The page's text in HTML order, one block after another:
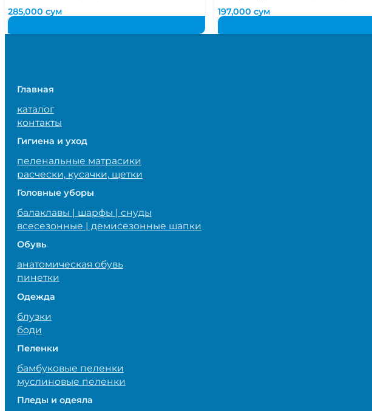
285,000сум 197,000 сум
Главная
каталог
контакты
Гигиена и уход
пеленальные матрасики
расчески, кусачки, щетки
Головные уборы
балаклавы | шарфы | снуды
всесезонные | демисезонные шапки
Обувь
анатомическая обувь
пинетки
Одежда
блузки
боди
Пеленки
бамбуковые пеленки
муслиновые пеленки
Пледы и одеяла